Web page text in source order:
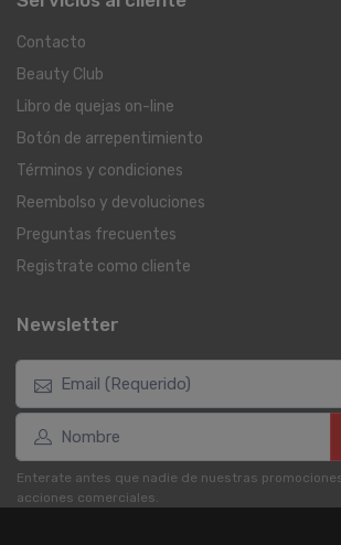
Contacto
Beauty Club
Libro de quejas on-line
Botón de arrepentimiento
Términos y condiciones
Reembolso y devoluciones
Preguntas frecuentes
Registrate como cliente
Newsletter
Enterate antes que nadie de nuestras
acciones comerciales.